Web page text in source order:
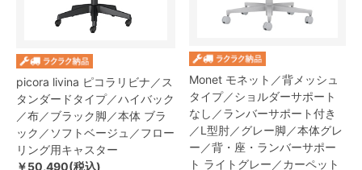
picora livina ピコラリビナ／ス
タンダードタイプ／ハイバック
／布／ブラック脚／本体 ブラ
ック／ソフトベージュ／フロー
リング用キャスター
￥50,490(税込)
Monet モネット／背メッシュ
タイプ／ショルダーサポート
なし／ランバーサポート付き
／L型肘／グレー脚／本体グレ
ー／背・座・ランバーサポー
ト ライトグレー／カーペット